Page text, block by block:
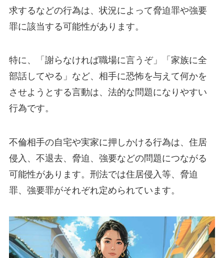
求するなどの行為は、状況によって脅迫罪や強要
罪に該当する可能性があります。
特に、「謝らなければ職場に言うぞ」「家族に全
部話してやる」など、相手に恐怖を与えて何かを
させようとする言動は、法的な問題になりやすい
行為です。
不倫相手の自宅や実家に押しかける行為は、住居
侵入、不退去、脅迫、強要などの問題につながる
可能性があります。刑法では住居侵入等、脅迫
罪、強要罪がそれぞれ定められています。